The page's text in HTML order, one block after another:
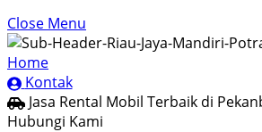
Close Menu
Home
Kontak
Jasa Rental Mobil Terbaik di
Hubungi Kami